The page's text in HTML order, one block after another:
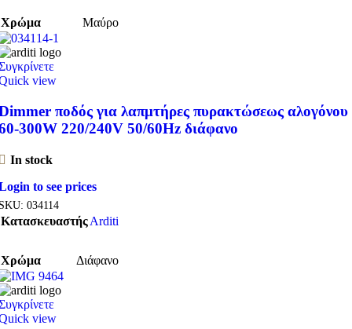
Χρώμα Μαύρο
view
ποδός για λαπμτήρες πυρακτώσεως αλογόνου
300W 220/240V 50/60Hz διάφανο
In stock
to see prices
034114
ΚατασκευαστήςArditi
Χρώμα Διάφανο
view